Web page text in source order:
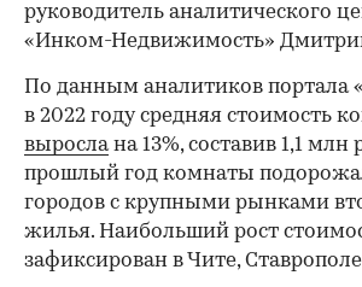
руководитель аналитического
«Инком-Недвижимость»
По данным аналитиков портала
в 2022 году средняя стоимость
вырослана 13%, составив 1,1 млн
прошлый год комнаты
городов с крупными рынками
жилья. Наибольший рост
зафиксирован в Чите,